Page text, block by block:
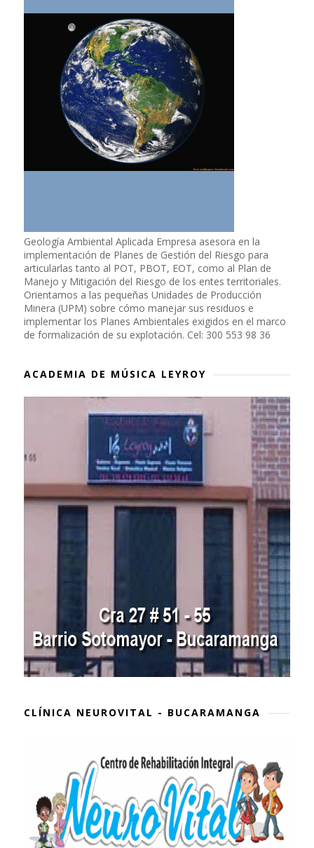
Geología Ambiental Aplicada Empresa asesora en la
implementación de Planes de Gestión del Riesgo para
articularlas tanto al POT, PBOT, EOT, como al Plan de
Manejo y Mitigación del Riesgo de los entes territoriales.
Orientamos a las pequeñas Unidades de Producción
Minera (UPM) sobre cómo manejar sus residuos e
implementar los Planes Ambientales exigidos en el marco
de formalización de su explotación. Cel: 300 553 98 36
ACADEMIA DE MÚSICA LEYROY
CLÍNICA NEUROVITAL - BUCARAMANGA